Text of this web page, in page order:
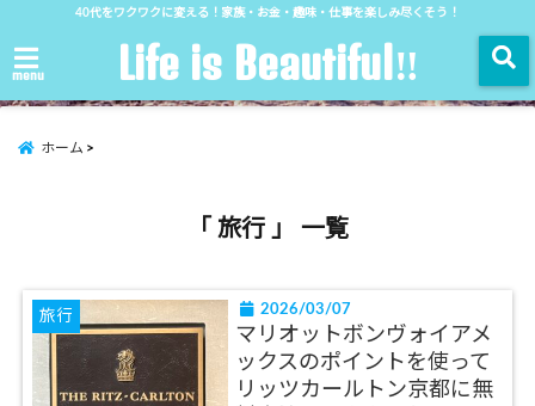
40代をワクワクに変える！家族・お金・趣味・仕事を楽しみ尽くそう！
menu Life is Beautiful‼︎
ホーム
「 旅行 」 一覧
旅行 2026/03/07
マリオットボンヴォイアメ
ックスのポイントを使って
リッツカールトン京都に無